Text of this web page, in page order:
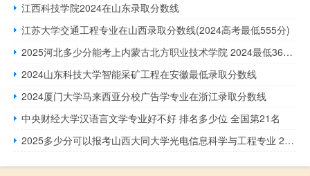
江西科技学院2024在山东录取分数线
江苏大学交通工程专业在山西录取分数线(2024高考最低555分)
2025河北多少分能考上内蒙古北方职业技术学院 2024最低366分
2024山东科技大学智能采矿工程在安徽最低录取分数线
2024厦门大学马来西亚分校广告学专业在浙江录取分数线
中央财经大学汉语言文学专业好不好 排名多少位 全国第21名
2025多少分可以报考山西大同大学光电信息科学与工程专业 2024最低470分